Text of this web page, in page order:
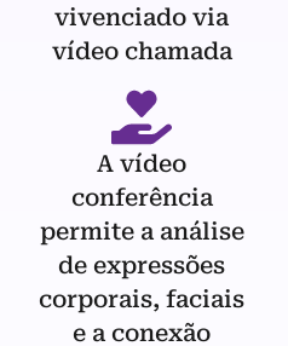
vivenciado via
vídeo chamada
A vídeo
conferência
permite a análise
de expressões
corporais, faciais
e a conexão